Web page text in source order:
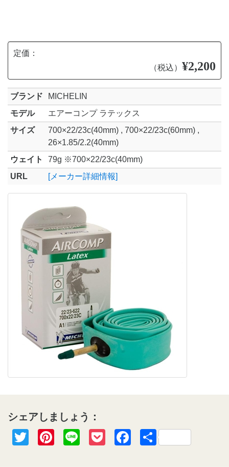
定価：
（税込） ¥2,200
ブランド
MICHELIN
モデル
エアーコンプ ラテックス
サイズ
700×22/23c(40mm) , 700×22/23c(60mm) ,
26×1.85/2.2(40mm)
ウェイト
79g ※700×22/23c(40mm)
URL
[メーカー詳細情報]
シェアしましょう：
TwitterPinterest
Line PocketFacebook
共